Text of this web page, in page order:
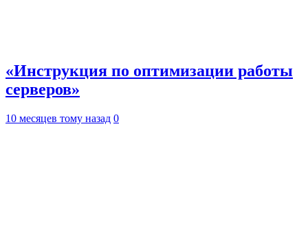
«Инструкция по оптимизации работы
серверов»
10 месяцев тому назад 0